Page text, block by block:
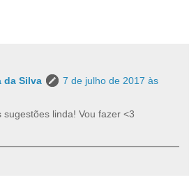
da Silva
7 de julho de 2017 às
sugestões linda! Vou fazer <3